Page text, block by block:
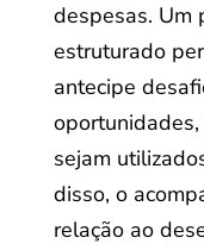
despesas. Um
estruturado
antecipe
sejam
disso, o
relação ao